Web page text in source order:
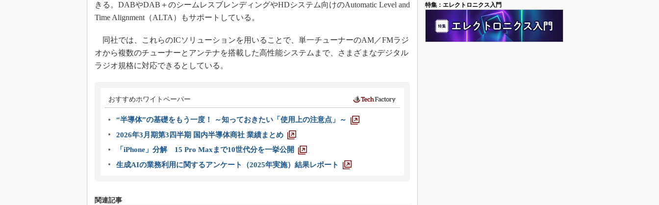
きる。DABやDAB＋のシームレスブレンディングやHDシステム向けのAutomatic Level and
Time Alignment（ALTA）もサポートしている。
同社では、これらのICソリューションを用いることで、単一チューナーのAM／FMラジ
オから複数のチューナーとアンテナを搭載した高性能システムまで、さまざまなデジタル
ラジオ規格に対応できるとしている。
おすすめホワイトペーパー
“半導体”の基礎をもう一度！ ～知っておきたい「使用上の注意点」～
2026年3月期第3四半期 国内半導体商社 業績まとめ
「iPhone」分解 15 Pro Maxまで10世代分を一挙公開
生成AIの業務利用に関するアンケート（2025年実施）結果レポート
関連記事
特集：エレクトロニクス入門